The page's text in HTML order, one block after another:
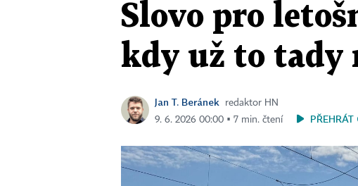
Slovo pro
kdy už to tady
Jan T. Beránek
redaktor HN
9. 6. 2026 00:00 ▪ 7 min. čtení
PŘEHRÁT